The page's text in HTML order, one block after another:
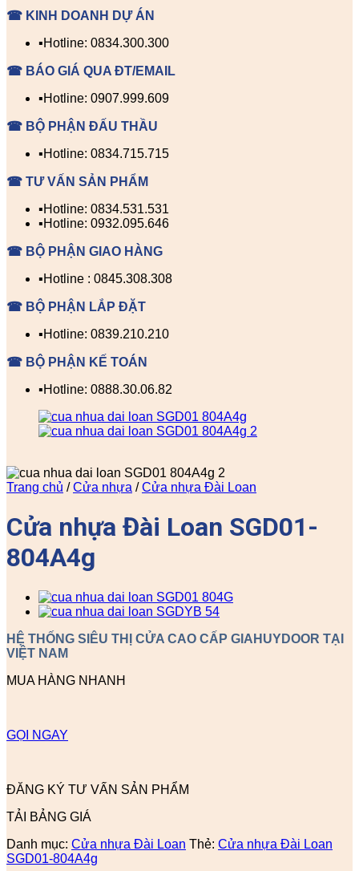
☎ KINH DOANH DỰ ÁN
▪️Hotline: 0834.300.300
☎ BÁO GIÁ QUA ĐT/EMAIL
▪️Hotline: 0907.999.609
☎ BỘ PHẬN ĐẤU THẦU
▪️Hotline: 0834.715.715
☎ TƯ VẤN SẢN PHẨM
▪️Hotline: 0834.531.531
▪️Hotline: 0932.095.646
☎ BỘ PHẬN GIAO HÀNG
▪️Hotline : 0845.308.308
☎ BỘ PHẬN LẮP ĐẶT
▪️Hotline: 0839.210.210
☎ BỘ PHẬN KẾ TOÁN
▪️Hotline: 0888.30.06.82
Trang chủ / Cửa nhựa / Cửa nhựa Đài Loan
Cửa nhựa Đài Loan SGD01-
804A4g
HỆ THỐNG SIÊU THỊ CỬA CAO CẤP GIAHUYDOOR TẠI
VIỆT NAM
MUA HÀNG NHANH
GỌI NGAY
ĐĂNG KÝ TƯ VẤN SẢN PHẨM
TẢI BẢNG GIÁ
Danh mục: Cửa nhựa Đài Loan Thẻ: Cửa nhựa Đài Loan
SGD01-804A4g